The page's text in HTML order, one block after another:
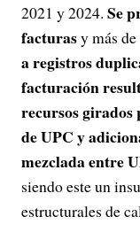
2021 y 2024. Se
facturasy más de
a registros
facturación
recursos girados
de UPC y
mezclada entre
siendo este un
estructurales de